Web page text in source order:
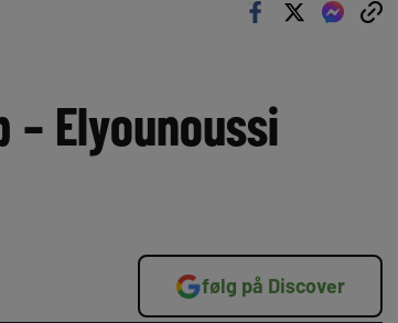
Elyounoussi
følg på Discover